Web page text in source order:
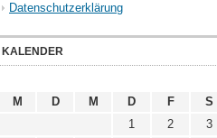
Datenschutzerklärung
KALENDER
M D M D F S
1 2 3